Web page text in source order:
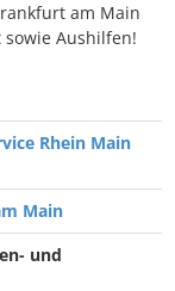
am Main
Aushilfen!
Rhein Main
Main
und